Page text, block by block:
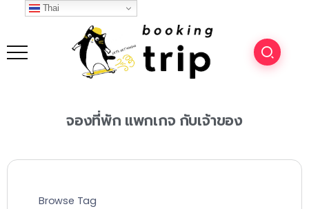
จองที่พัก แพกเกจ กับเจ้าของ
Browse Tag
Thai